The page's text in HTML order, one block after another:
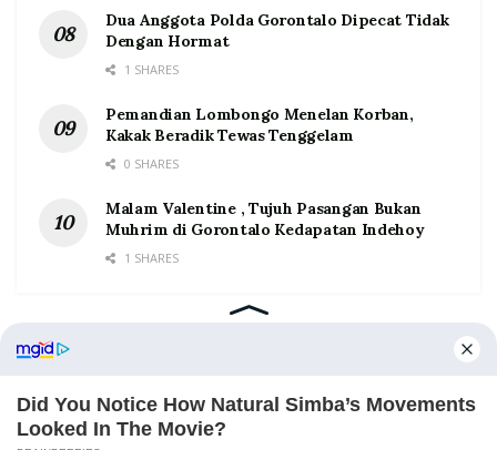
Dua Anggota Polda Gorontalo Dipecat Tidak
Dengan Hormat
1 SHARES
Pemandian Lombongo Menelan Korban,
Kakak Beradik Tewas Tenggelam
0 SHARES
Malam Valentine , Tujuh Pasangan Bukan
Muhrim di Gorontalo Kedapatan Indehoy
1 SHARES
Home Tentang Kontak Redaksi Pedoman Media Siber